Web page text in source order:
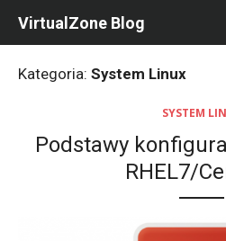
VirtualZone Blog
Kategoria: System Linux
SYSTEM
Podstawy
RHEL7/